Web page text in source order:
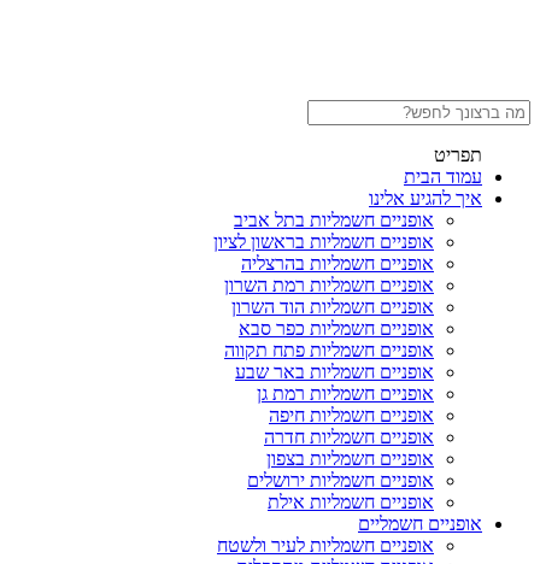
תפריט
עמוד הבית
איך להגיע אלינו
אופניים חשמליות בתל אביב
אופניים חשמליות בראשון לציון
אופניים חשמליות בהרצליה
אופניים חשמליות רמת השרון
אופניים חשמליות הוד השרון
אופניים חשמליות כפר סבא
אופניים חשמליות פתח תקווה
אופניים חשמליות באר שבע
אופניים חשמליות רמת גן
אופניים חשמליות חיפה
אופניים חשמליות חדרה
אופניים חשמליות בצפון
אופניים חשמליות ירושלים
אופניים חשמליות אילת
אופניים חשמליים
אופניים חשמליות לעיר ולשטח